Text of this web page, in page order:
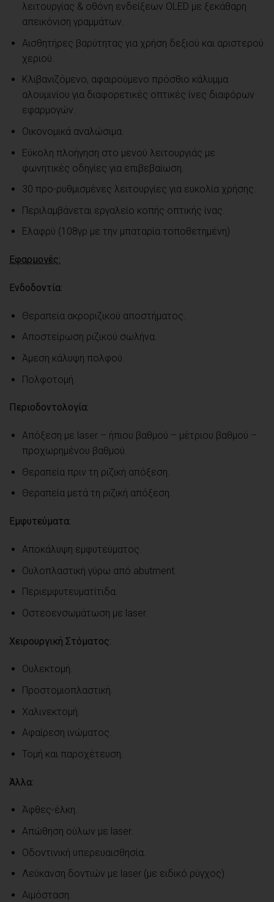
λειτουργίας & οθόνη ενδείξεων OLED με ξεκάθαρη
απεικόνιση γραμμάτων.
Αισθητήρες βαρύτητας για χρήση δεξιού και αριστερού
χεριού.
Κλιβανιζόμενο, αφαιρούμενο πρόσθιο κάλυμμα
αλουμινίου για διαφορετικές οπτικές ίνες διαφόρων
εφαρμογών.
Οικονομικά αναλώσιμα.
Εύκολη πλοήγηση στο μενού λειτουργιάς με
φωνητικές οδηγίες για επιβεβαίωση.
30 προ-ρυθμισμένες λειτουργίες για ευκολία χρήσης.
Περιλαμβάνεται εργαλείο κοπής οπτικής ίνας.
Ελαφρύ (108γρ με την μπαταρία τοποθετημένη)
Εφαρμογές:
Ενδοδοντία:
Θεραπεία ακροριζικού αποστήματος.
Αποστείρωση ριζικού σωλήνα.
Άμεση κάλυψη πολφού.
Πολφοτομή.
Περιοδοντολογία:
Απόξεση με laser – ήπιου βαθμού – μέτριου βαθμού –
προχωρημένου βαθμού.
Θεραπεία πριν τη ριζική απόξεση.
Θεραπεία μετά τη ριζική απόξεση.
Εμφυτεύματα:
Αποκάλυψη εμφυτεύματος.
Ουλοπλαστική γύρω από abutment.
Περιεμφυτευματίτιδα.
Οστεοενσωμάτωση με laser.
Χειρουργική Στόματος:
Ουλεκτομή.
Προστομιοπλαστική.
Χαλινεκτομή.
Αφαίρεση ινώματος.
Τομή και παροχέτευση.
Άλλα:
Άφθες-έλκη.
Απώθηση ούλων με laser.
Οδοντινική υπερευαισθησία.
Λεύκανση δοντιών με laser (με ειδικό ρύγχος)
Αιμόσταση.